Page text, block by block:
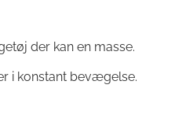
der kan en masse.
i konstant bevægelse.